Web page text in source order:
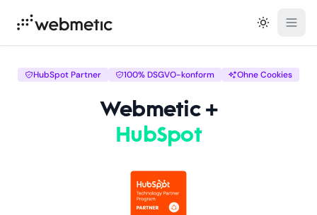
HubSpot Partner 100% DSGVO-konform Ohne Cookies
Webmetic +
HubSpot